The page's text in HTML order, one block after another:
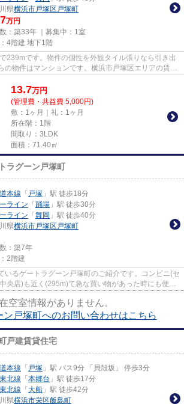
県横浜市戸塚区 戸塚町
万円
：築33年 ｜募集中： 1室
4階建 地下1階
239mです。物件の個性を外観タイル張りなら引き出
の物件はマンションです。横浜市戸塚区エリアの賃貸
問い...
13.7万円
(管理費・共益費 5,000円)
敷：1ヶ月｜礼：1ヶ月
所在階：1階
間取り：3LDK
面積：71.40㎡
ラグーン戸塚町
本線 「 戸塚 」駅 徒歩18分
ライン 「 踊場 」駅 徒歩30分
ライン 「 舞岡 」駅 徒歩40分
県横浜市戸塚区 戸塚町
：築7年
2階建
いるゲートラグーン戸塚町のご紹介です。コンビニ(セ
央店)も近く(295m)て急な買い物があった時にも便利
空室情報がありません。
ン戸塚町へのお問い合わせはこちら
戸建賃貸住宅
本線 「 戸塚 」駅 バス9分 「貝殻坂」 停歩3分
北線 「 本郷台 」駅 徒歩17分
北線 「 大船 」駅 徒歩42分
県横浜市栄区飯島町